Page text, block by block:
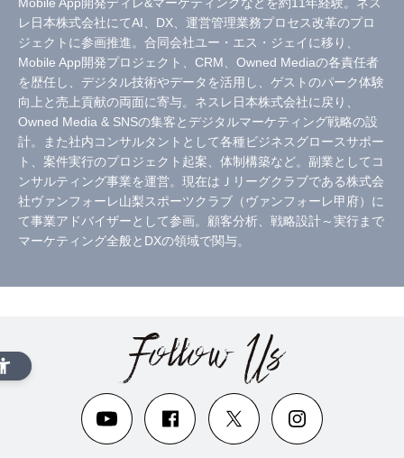
レ日本株式会社にてAI、DX、運営管理業務プロセス改革のプロ
ジェクトに参画推進。合同会社ユー・エス・ジェイに移り、
Mobile App開発プロジェクト、CRM、Owned Mediaの各責任者
を歴任し、デジタル技術やデータを活用し、ゲストのパーク体験
向上と売上貢献の両面に寄与。ネスレ日本株式会社に戻り、
Owned Media & SNSの集客とデジタルマーケティング戦略の設
計。また社内コンサルタントとして各種ビジネスグロースサポー
ト、案件実行のプロジェクト起案、体制構築など。副業としてコ
ンサルティング事業を運営。現在はＪリーグクラブである株式会
社ヴァンフォーレ山梨スポーツクラブ（ヴァンフォーレ甲府）に
て事業アドバイザーとして参画。顧客分析、戦略設計～実行まで
マーケティング全般とDXの領域で関与。